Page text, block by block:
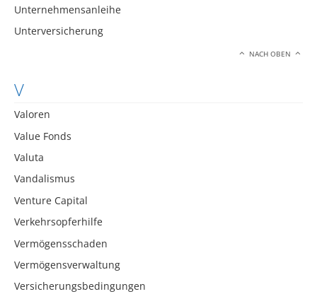
Unternehmensanleihe
Unterversicherung
NACH OBEN
V
Valoren
Value Fonds
Valuta
Vandalismus
Venture Capital
Verkehrsopferhilfe
Vermögensschaden
Vermögensverwaltung
Versicherungsbedingungen